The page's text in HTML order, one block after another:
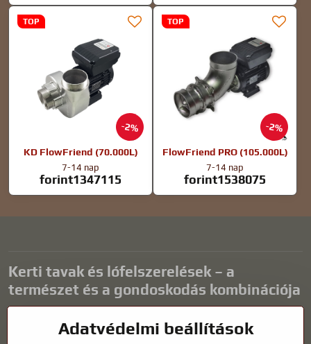
2%
TOP
KD FlowFriend (70.000L)
7-14 nap
forint1347115
2%
TOP
FlowFriend PRO (105.000L)
7-14 nap
forint1538075
Kerti tavak és lófelszerelések – a
természet és a gondoskodás kombinációja
harmonikus környezetet teremtenek a kikapcsolódáshoz és a vízi
Adatvédelmi beállítások